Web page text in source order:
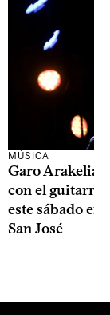
MÚSICA
Garo Arakelian
con el
este sábado en
San José